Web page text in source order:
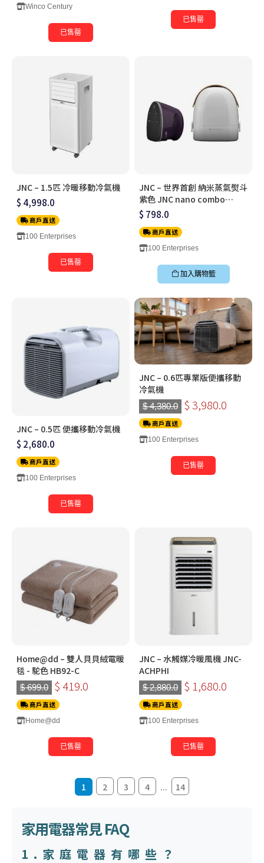
Winco Century
已售罄
已售罄
JNC – 1.5匹 冷暖移動冷氣機
$ 4,998.0
商戶直送
100 Enterprises
已售罄
JNC – 世界首創 納米蒸氣熨斗
紫色 JNC nano combo
Purple
$ 798.0
商戶直送
100 Enterprises
加入購物籃
JNC – 0.5匹 便攜移動冷氣機
$ 2,680.0
商戶直送
100 Enterprises
已售罄
JNC – 0.6匹專業版便攜移動
冷氣機
$ 4,380.0 $ 3,980.0
商戶直送
100 Enterprises
已售罄
Home@dd – 雙人貝貝絨電暖
毯 - 駝色 HB92-C
$ 699.0 $ 419.0
商戶直送
Home@dd
已售罄
JNC – 水觸媒冷暖風機 JNC-
ACHPHI
$ 2,880.0 $ 1,680.0
商戶直送
100 Enterprises
已售罄
1 2 3 4 ... 14
家用電器常見 FAQ
1. 家庭電器 有哪些？